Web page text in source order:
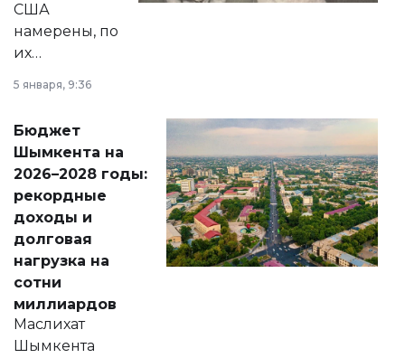
США
намерены, по
их
принести
народу
Венесуэлы.
5 января, 9:36
Бюджет
Шымкента на
2026–2028 годы:
рекордные
доходы и
долговая
нагрузка на
сотни
миллиардов
Маслихат
Шымкента